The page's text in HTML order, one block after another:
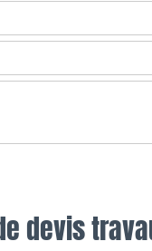
devis